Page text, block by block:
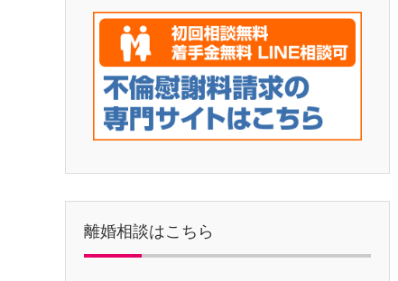
離婚相談はこちら